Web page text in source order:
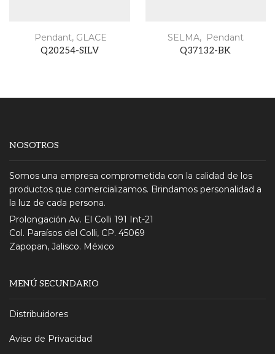
Pendant, GLACE
Q20254-SILV
SELMA, Pendant
Q37132-BK
NOSOTROS
Somos una empresa comprometida con la calidad de los
productos que comercializamos. Brindamos personalidad a
la luz de cada persona.
Prolongación Av. El Colli 191 Int-21
Col. Paraísos del Colli, CP. 45069
Zapopan, Jalisco. México
MENÚ SECUNDARIO
Distribuidores
Aviso de Privacidad